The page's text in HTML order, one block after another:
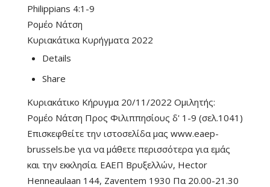
Philippians 4:1-9
Ρομέο Νάτση
Κυριακάτικα Κυρήγματα 2022
Details
Share
Κυριακάτικο Κήρυγμα 20/11/2022 Ομιλητής:
Ρομέο Νάτση Προς Φιλιππησίους δ' 1-9 (σελ.1041)
Επισκεφθείτε την ιστοσελίδα μας www.eaep-
brussels.be για να μάθετε περισσότερα για εμάς
και την εκκλησία. ΕΑΕΠ Βρυξελλών, Hector
Henneaulaan 144, Zaventem 1930 Πα 20.00-21.30